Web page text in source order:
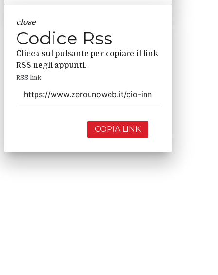
close
Codice Rss
Clicca sul pulsante per copiare il link
RSS negli appunti.
RSS link
COPIA LINK